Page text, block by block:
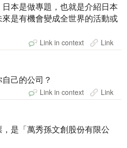
本是做專題，也就是介紹日本
是有機會變成全世界的活動或
Link in context Link
己的公司？
Link in context Link
是「萬秀孫文創股份有限公